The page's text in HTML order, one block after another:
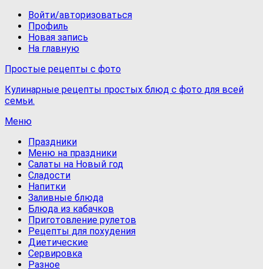
Войти/авторизоваться
Профиль
Новая запись
На главную
Простые рецепты с фото
Кулинарные рецепты простых блюд с фото для всей
семьи.
Меню
Праздники
Меню на праздники
Салаты на Новый год
Сладости
Напитки
Заливные блюда
Блюда из кабачков
Приготовление рулетов
Рецепты для похудения
Диетические
Сервировка
Разное